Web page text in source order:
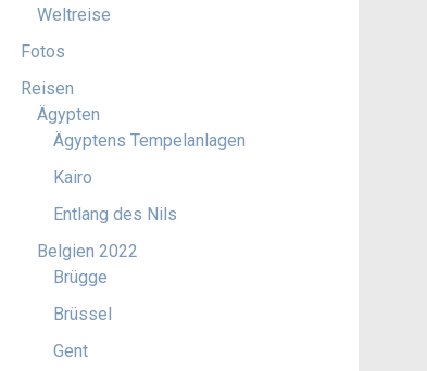
Weltreise
Fotos
Reisen
Ägypten
Ägyptens Tempelanlagen
Kairo
Entlang des Nils
Belgien 2022
Brügge
Brüssel
Gent